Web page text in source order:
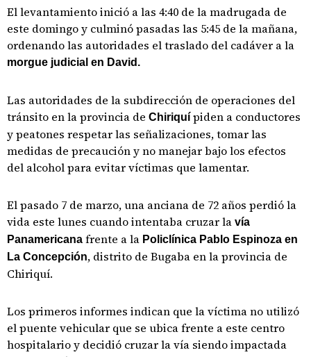
El levantamiento inició a las 4:40 de la madrugada de
este domingo y culminó pasadas las 5:45 de la mañana,
ordenando las autoridades el traslado del cadáver a la
morgue judicial en David.
Las autoridades de la subdirección de operaciones del
tránsito en la provincia de Chiriquí piden a conductores
y peatones respetar las señalizaciones, tomar las
medidas de precaución y no manejar bajo los efectos
del alcohol para evitar víctimas que lamentar.
El pasado 7 de marzo, una anciana de 72 años perdió la
vida este lunes cuando intentaba cruzar la vía
Panamericana frente a la Policlínica Pablo Espinoza en
La Concepción, distrito de Bugaba en la provincia de
Chiriquí.
Los primeros informes indican que la víctima no utilizó
el puente vehicular que se ubica frente a este centro
hospitalario y decidió cruzar la vía siendo impactada